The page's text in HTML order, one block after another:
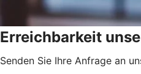
Erreichbarkeit
Senden Sie Ihre Anfrage an